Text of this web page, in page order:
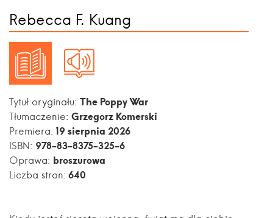
Rebecca F. Kuang
Tytuł oryginału: The Poppy War
Tłumaczenie: Grzegorz Komerski
Premiera: 19 sierpnia 2026
ISBN: 978-83-8375-325-6
Oprawa: broszurowa
Liczba stron: 640